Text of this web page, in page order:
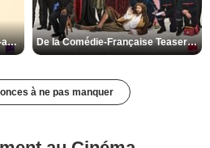
Les Matins merveilleux Bande-annonce VF De la Comédie-Française Teaser VF
à ne pas manquer